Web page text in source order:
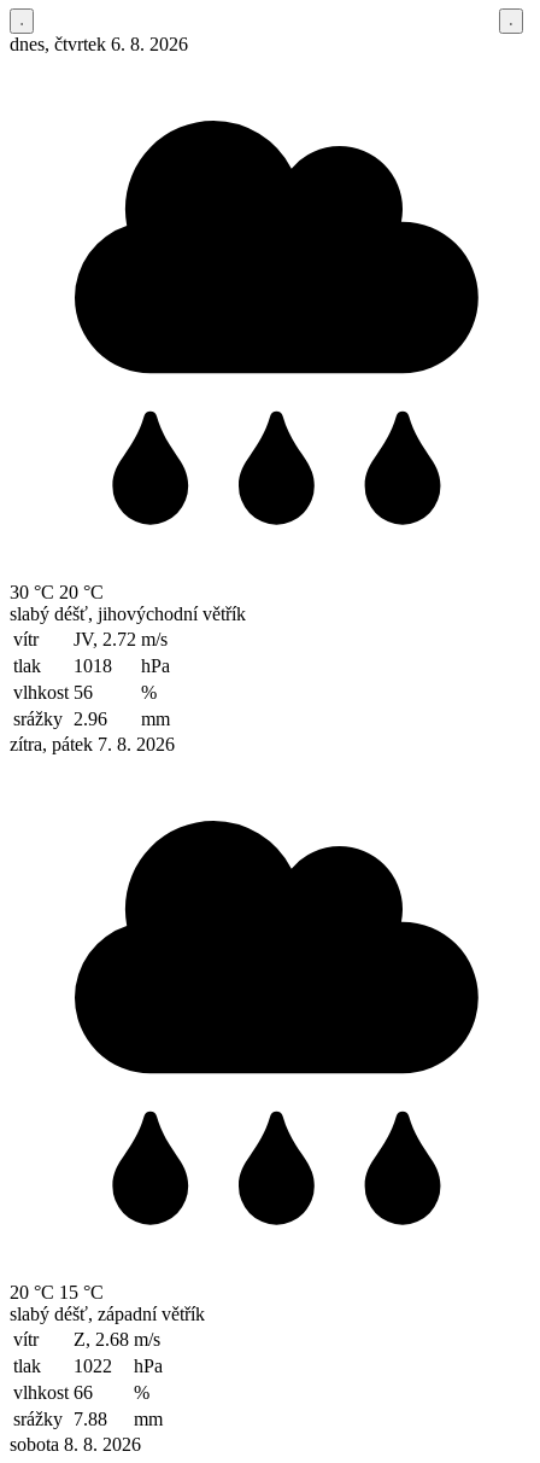
dnes, čtvrtek 6. 8. 2026
30 °C 20 °C
slabý déšť, jihovýchodní větřík
vítr
JV, 2.72 m/s
tlak
1018
hPa
vlhkost 56
%
srážky 2.96
mm
zítra, pátek 7. 8. 2026
20 °C 15 °C
slabý déšť, západní větřík
vítr
Z, 2.68 m/s
tlak
1022
hPa
vlhkost 66
%
srážky 7.88
mm
sobota 8. 8. 2026